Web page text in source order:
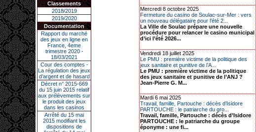
Classements
2018/2019
2019/2020
Documentation
Rapport du marché
des jeux en ligne en
France, 4eme
trimestre 2020 -
18/03/2021
Cour des comptes -
La régulation des jeux
d’argent et de hasard
Décret n° 2015-669
du 15 juin 2015 relatif
aux prélèvements sur
le produit des jeux
dans les casinos
Arrêté du 15 mai
2015 modifiant les
dispositions de
Mercredi 8 octobre 2025
Fermeture du casino de Soulac-sur-Mer : vers
un nouveau délégataire pour l’été 2...
La Ville de Soulac prépare une nouvelle
procédure pour relancer le casino municipal
d’ici l’été 2026...
Vendredi 18 juillet 2025
Le PMU : première victime de la politique des
jeux sanitaire et punitive de l’A...
Le PMU : première victime de la politique
des jeux sanitaire et punitive de l’ANJ ?
Jean-Pierre G. M...
Mardi 6 mai 2025
Travail, famille, Partouche : décès d’Isidore
PARTOUCHE : le patriarche du gro...
Travail, famille, Partouche : décès d’Isidore
PARTOUCHE : le patriarche du groupe
éponyme : une fi...